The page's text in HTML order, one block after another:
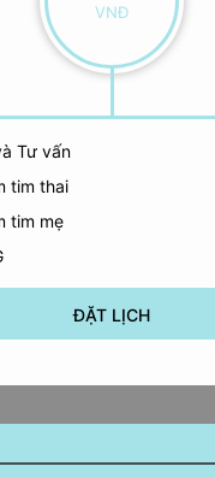
VNĐ
Tư vấn
tim thai
tim mẹ
ĐẶT LỊCH